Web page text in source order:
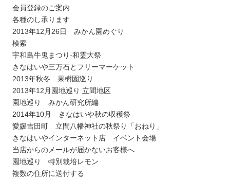
会員登録のご案内
各種のし承ります
2013年12月26日 みかん園めぐり
検索
宇和島牛鬼まつり-和霊大祭
きなはいや三万石とフリーマーケット
2013年秋冬 果樹園巡り
2013年12月園地巡り 立間地区
園地巡り みかん研究所編
2014年10月 きなはいや秋の収穫祭
愛媛吉田町 立間八幡神社の秋祭り「おねり」
きなはいやインターネット店 イベント会場
当店からのメールが届かないお客様へ
園地巡り 特別栽培レモン
複数の住所に送付する